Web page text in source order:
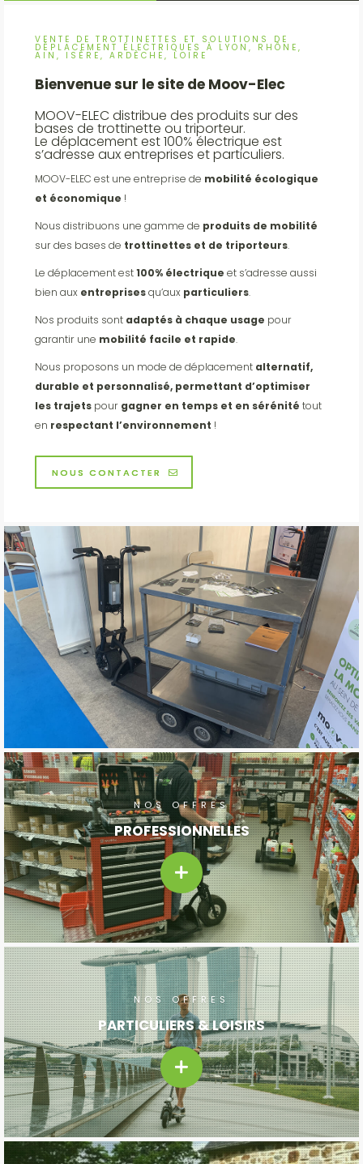
VENTE DE TROTTINETTES ET SOLUTIONS DE
DÉPLACEMENT ÉLECTRIQUES À LYON, RHÔNE,
AIN, ISÈRE, ARDÈCHE, LOIRE
Bienvenue sur le site de Moov-Elec
MOOV-ELEC distribue des produits sur des
bases de trottinette ou triporteur.
Le déplacement est 100% électrique est
s’adresse aux entreprises et particuliers.
MOOV-ELEC est une entreprise de mobilité écologique
et économique !
Nous distribuons une gamme de produits de mobilité
sur des bases de trottinettes et de triporteurs.
Le déplacement est100% électrique et s’adresse aussi
bien aux entreprisesqu’aux particuliers.
Nos produits sont adaptés à chaque usage pour
garantir une mobilité facile et rapide.
Nous proposons un mode de déplacement alternatif,
durable et personnalisé, permettant d’optimiser
les trajetspour gagner en temps et en sérénité tout
en respectant l’environnement !
NOUS CONTACTER
NOS OFFRES
PROFESSIONNELLES
NOS OFFRES
PARTICULIERS & LOISIRS